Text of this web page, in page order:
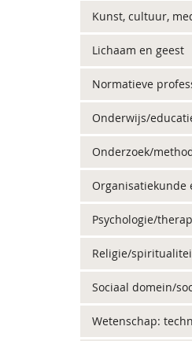
Kunst, cultuur,
Lichaam en geest
Normatieve
Onderwijs/
Onderzoek/
Organisatiekunde
Psychologie/
Religie/
Sociaal domein/
Wetenschap: